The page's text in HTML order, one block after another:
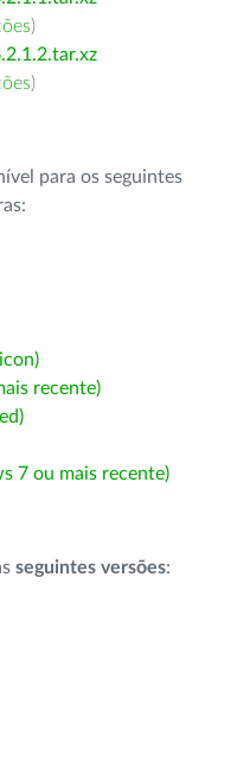
)
)
para os seguintes
recente)
7 ou mais recente)
seguintes versões: